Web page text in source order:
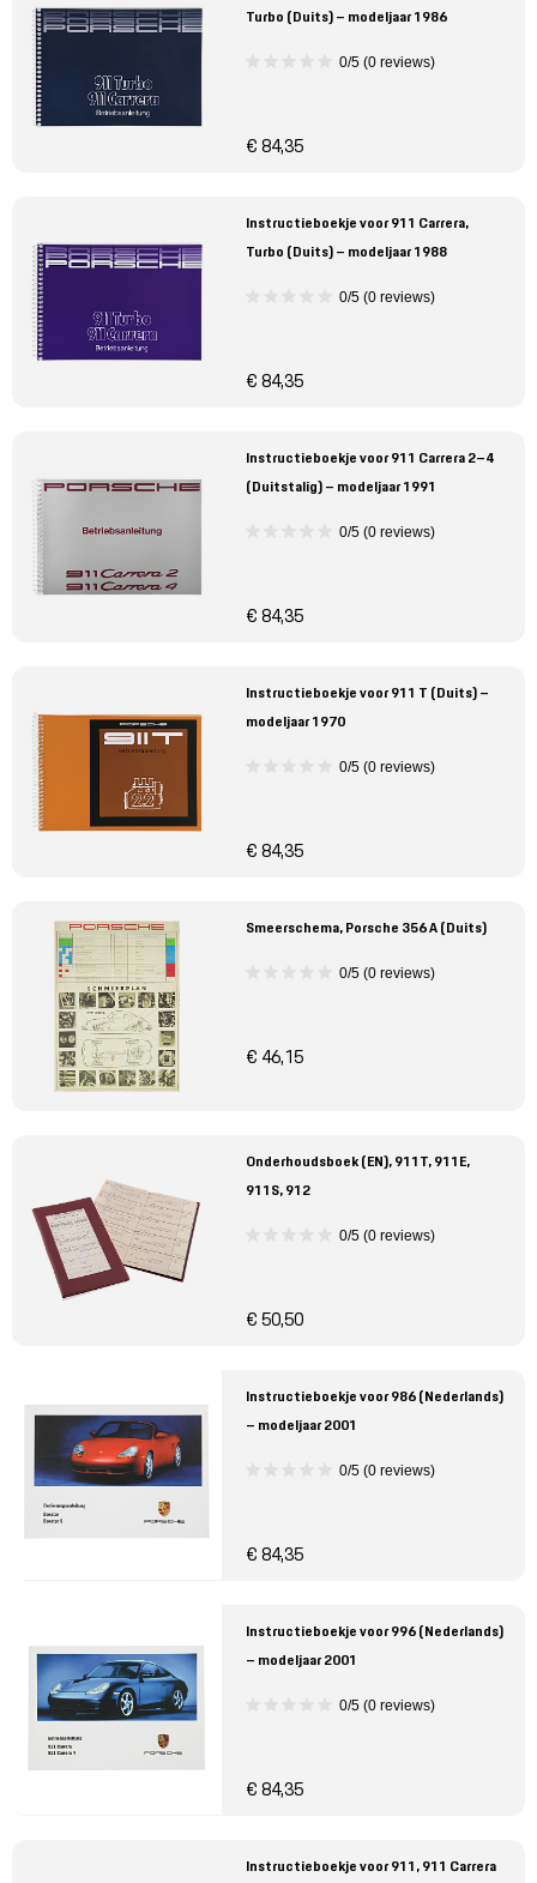
Turbo (Duits) – modeljaar 1986
0/5 (0 reviews)
€ 84,35
Instructieboekje voor 911 Carrera,
Turbo (Duits) – modeljaar 1988
0/5 (0 reviews)
€ 84,35
Instructieboekje voor 911 Carrera 2–4
(Duitstalig) – modeljaar 1991
0/5 (0 reviews)
€ 84,35
Instructieboekje voor 911 T (Duits) –
modeljaar 1970
0/5 (0 reviews)
€ 84,35
Smeerschema, Porsche 356 A (Duits)
0/5 (0 reviews)
€ 46,15
Onderhoudsboek (EN), 911T, 911E,
911S, 912
0/5 (0 reviews)
€ 50,50
Instructieboekje voor 986 (Nederlands)
– modeljaar 2001
0/5 (0 reviews)
€ 84,35
Instructieboekje voor 996 (Nederlands)
– modeljaar 2001
0/5 (0 reviews)
€ 84,35
Instructieboekje voor 911, 911 Carrera